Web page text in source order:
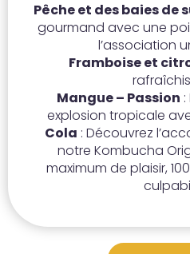
Pêche et des baies de
gourmand avec une
l’association
Framboise et
Mangue – Passion
explosion tropicale
Cola : Découvrez
notre Kombucha
maximum de plaisir,